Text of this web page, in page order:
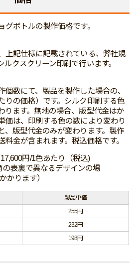
ボトルの製作価格です。
上記仕様に記載されている、弊社規
クスクリーン印刷で行います。
数にて、製品を製作した場合の、
りの価格）です。シルク印刷する色
ります。無地の場合、版型代金はか
価は、印刷する色の数により変わり
、版型代金のみが変わります。製作
金が含まれます。税込価格です。
円/1色あたり（税込)
の表裏で異なるデザインの場
かります）
製品単価
255円
232円
198円